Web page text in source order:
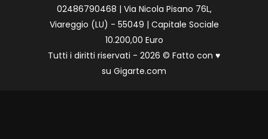
02486790468 | Via Nicola Pisano 76L,
Viareggio (LU) - 55049 | Capitale Sociale
10.200,00 Euro
Tutti i diritti riservati - 2026 © Fatto con ♥
su Gigarte.com